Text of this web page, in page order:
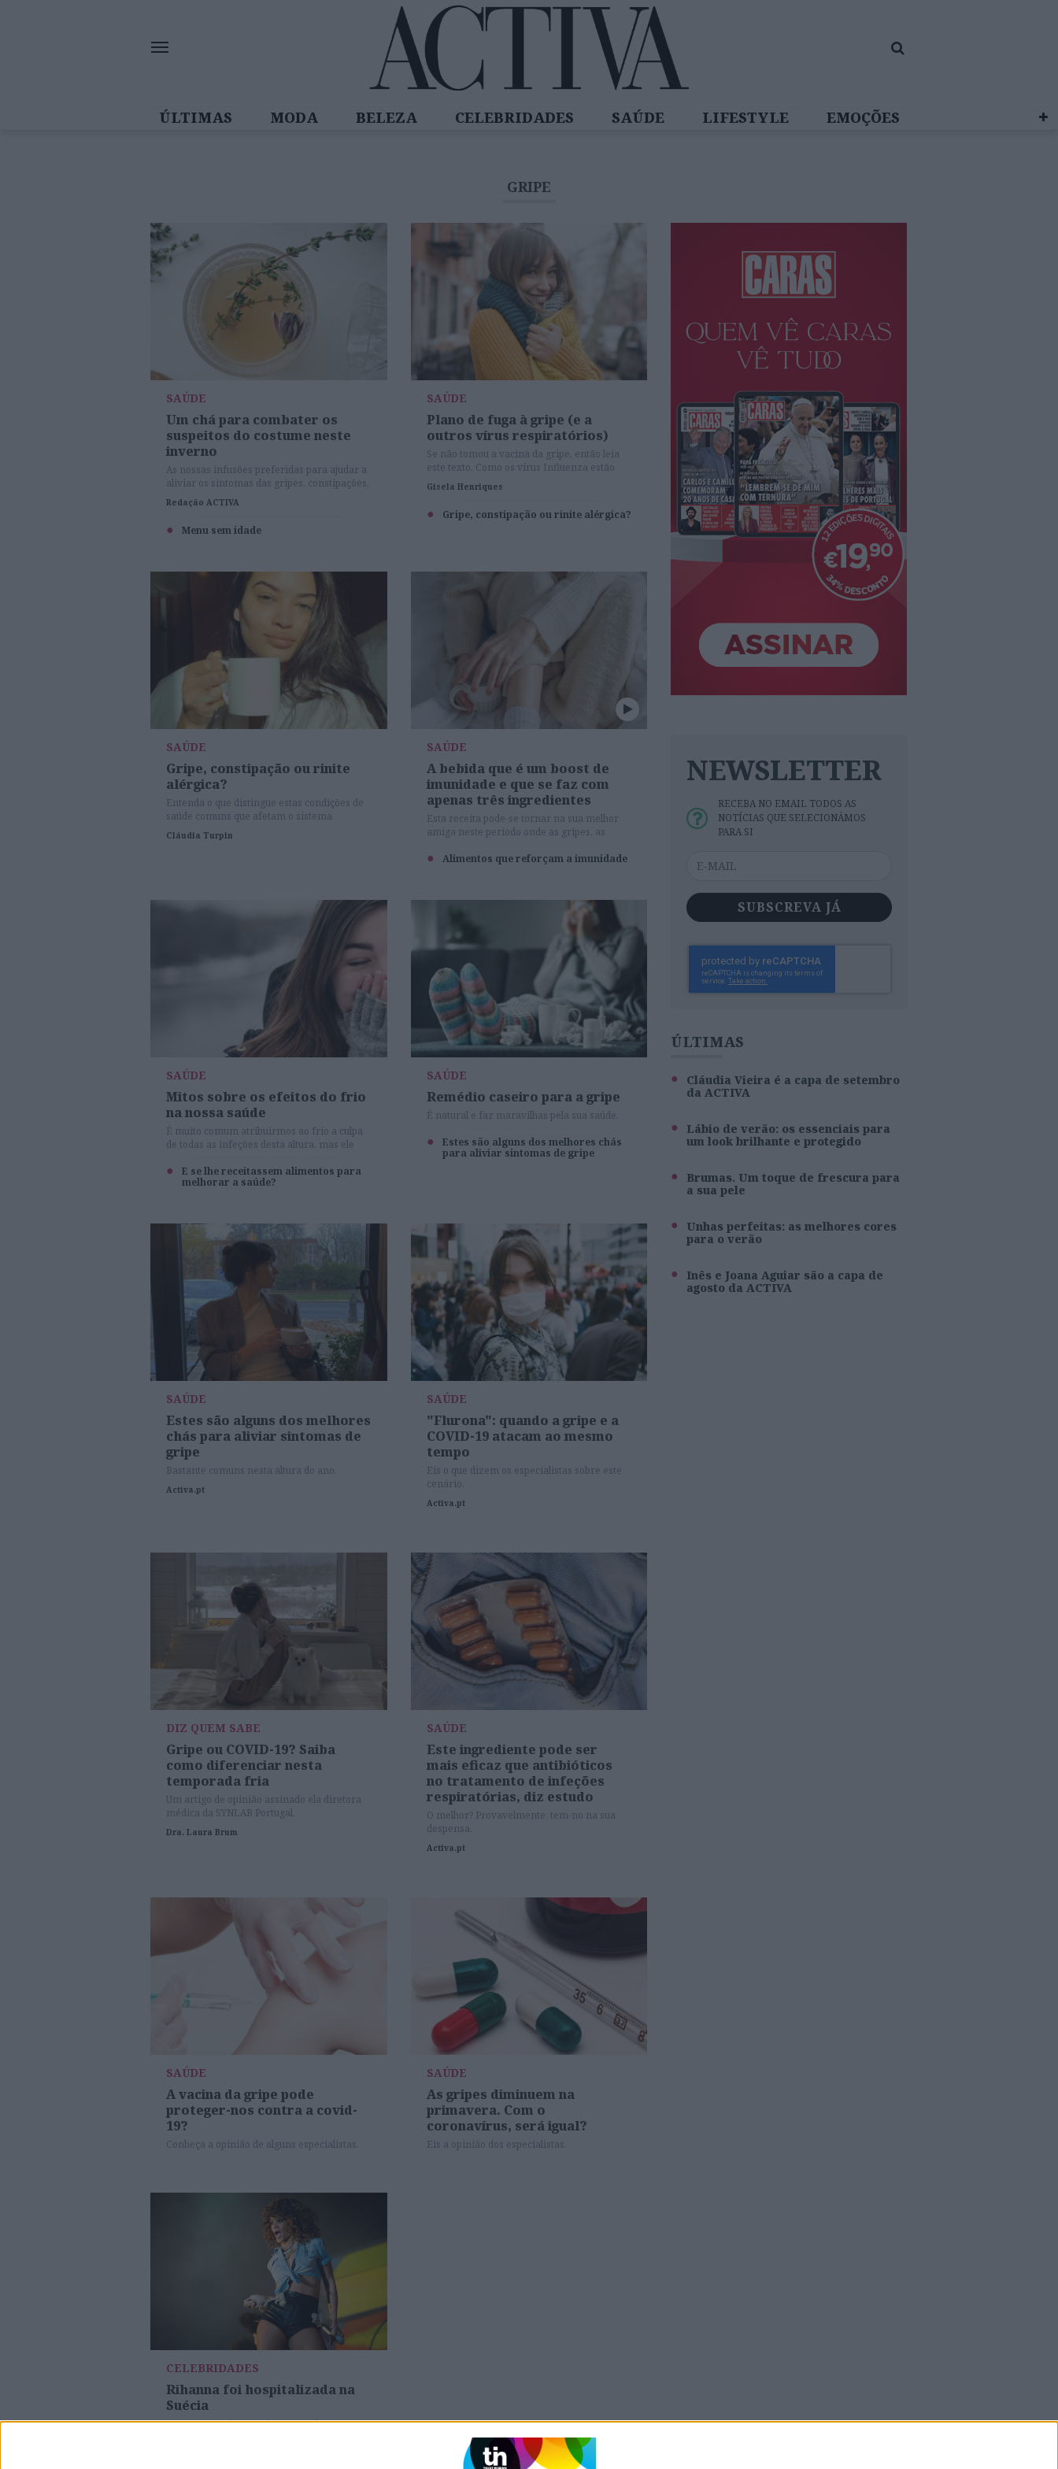
ÚLTIMAS MODA BELEZA CELEBRIDADES SAÚDE LIFESTYLE
EMOÇÕES
GRIPE
SAÚDE
Um chá para combater os
suspeitos do costume neste
inverno
As nossas infusões preferidas para ajudar a
aliviar os sintomas das gripes, constipações,
rouquidões e outras maleitas típicas da
época.
Redação ACTIVA
Menu sem idade
SAÚDE
Plano de fuga à gripe (e a
outros vírus respiratórios)
Se não tomou a vacina da gripe, então leia
este texto. Como os vírus Influenza estão
por todo o lado, dizemos-lhe o que fazer
para que os vossos caminhos nunca se
cruzem. Spoiler alert: basta relembrar
alguns dos conselhos básicos de higiene que
Gisela Henriques
Gripe, constipação ou rinite alérgica?
SAÚDE
Gripe, constipação ou rinite
alérgica?
Entenda o que distingue estas condições de
saúde comuns que afetam o sistema
respiratório.
Cláudia Turpin
SAÚDE
A bebida que é um boost de
imunidade e que se faz com
apenas três ingredientes
Esta receita pode-se tornar na sua melhor
amiga neste período onde as gripes, as
Alimentos que reforçam a imunidade
SAÚDE
Mitos sobre os efeitos do frio
na nossa saúde
É muito comum atribuirmos ao frio a culpa
de todas as infeções desta altura, mas ele
E se lhe receitassem alimentos para
melhorar a saúde?
SAÚDE
Remédio caseiro para a gripe
É natural e faz maravilhas pela sua saúde.
Estes são alguns dos melhores chás
para aliviar sintomas de gripe
SAÚDE
Estes são alguns dos melhores
chás para aliviar sintomas de
gripe
Bastante comuns nesta altura do ano.
Activa.pt
SAÚDE
"Flurona": quando a gripe e a
COVID-19 atacam ao mesmo
tempo
Eis o que dizem os especialistas sobre este
cenário.
Activa.pt
DIZ QUEM SABE
Gripe ou COVID-19? Saiba
como diferenciar nesta
temporada fria
Um artigo de opinião assinado ela diretora
médica da SYNLAB Portugal.
Dra. Laura Brum
SAÚDE
Este ingrediente pode ser
mais eficaz que antibióticos
no tratamento de infeções
respiratórias, diz estudo
O melhor? Provavelmente, tem-no na sua
despensa.
Activa.pt
SAÚDE
A vacina da gripe pode
proteger-nos contra a covid-
19?
Conheça a opinião de alguns especialistas.
SAÚDE
As gripes diminuem na
primavera. Com o
coronavírus, será igual?
Eis a opinião dos especialistas.
CELEBRIDADES
Rihanna foi hospitalizada na
Suécia
A cantora está com gripe e teve de ser
NEWSLETTER
RECEBA NO EMAIL TODOS AS
NOTÍCIAS QUE SELECIONÁMOS
PARA SI
SUBSCREVA JÁ
ÚLTIMAS
Cláudia Vieira é a capa de setembro
da ACTIVA
Lábio de verão: os essenciais para
um look brilhante e protegido
Brumas. Um toque de frescura para
a sua pele
Unhas perfeitas: as melhores cores
para o verão
Inês e Joana Aguiar são a capa de
agosto da ACTIVA